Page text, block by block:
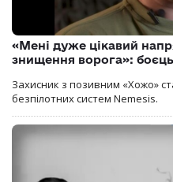
«Мені дуже цікавий
знищення ворога»:
Захисник з позивним «Хожо»
безпілотних систем Nemesis.